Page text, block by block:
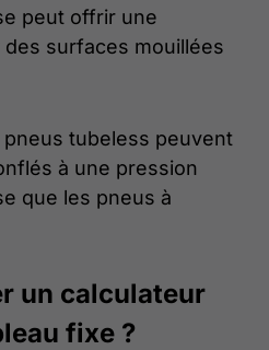
peut offrir une
surfaces mouillées
pneus tubeless peuvent
à une pression
que les pneus à
un calculateur
fixe ?